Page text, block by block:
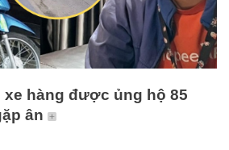
hàng được ủng hộ 85
ân